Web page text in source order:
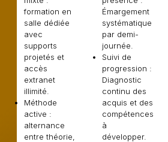
formation en
salle dédiée
avec
supports
projetés et
accès
extranet
illimité.
Méthode
active :
alternance
entre théorie,
Émargement
systématique
par demi-
journée.
Suivi de
progression :
Diagnostic
continu des
acquis et des
compétences
à
développer.